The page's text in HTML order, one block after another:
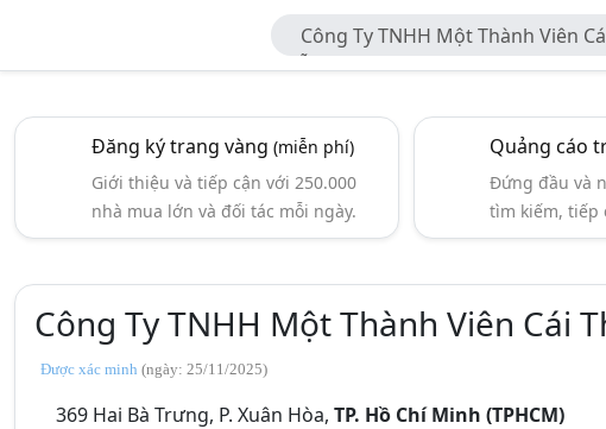
Công Ty TNHH Một Thành Viên
Gỗ
Đăng ký trang vàng (miễn phí)
Giới thiệu và tiếp cận với 250.000
nhà mua lớn và đối tác mỗi ngày.
Quảng cáo
Đứng đầu và
tìm kiếm, tiếp
Công Ty TNHH Một Thành Viên Cái
Được xác minh (ngày: 25/11/2025)
369 Hai Bà Trưng, P. Xuân Hòa, TP. Hồ Chí Minh (TPHCM)